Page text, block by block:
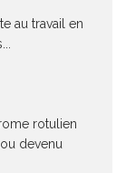
au travail en
rotulien
devenu